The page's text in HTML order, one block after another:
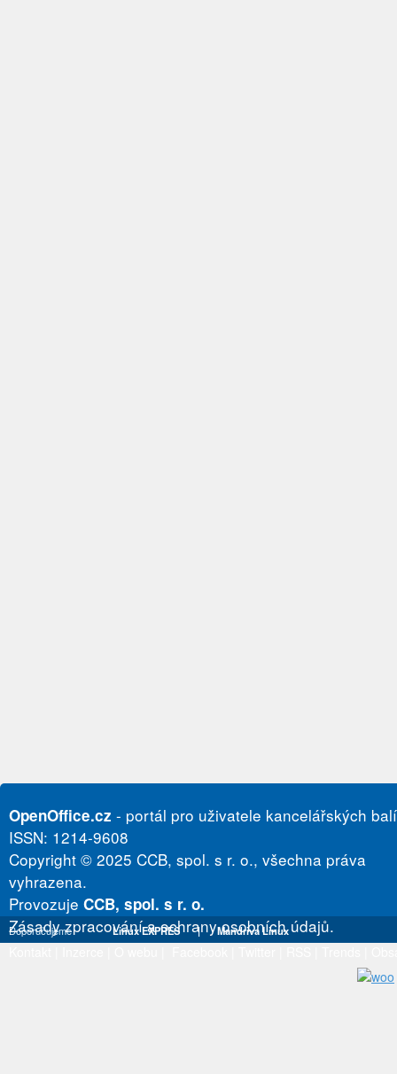
OpenOffice.cz - portál pro uživatele kancelářských
ISSN: 1214-9608
Copyright © 2025 CCB, spol. s r. o., všechna práva
vyhrazena.
Provozuje CCB, spol. s r. o.
Zásady zpracování a ochrany osobních údajů.
Doporučujeme Linux EXPRES | Mandriva Linux